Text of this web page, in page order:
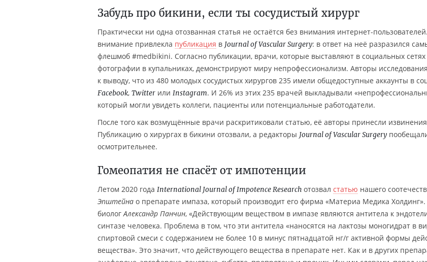
Забудь про бикини, если ты сосудистый хирург
Практически ни одна отозванная статья не остаётся без внимания интернет-
внимание привлекла публикация в Journal of Vascular Surgery: в ответ на неё разразился
флешмоб #medbikini. Согласно публикации, врачи, которые выставляют в социальных сетях
фотографии в купальниках, демонстрируют миру непрофессионализм. Авторы
к выводу, что из 480 молодых сосудистых хирургов 235 имели общедоступные аккаунты в
Facebook, Twitter или Instagram. И 26% из этих 235 врачей выкладывали
который могли увидеть коллеги, пациенты или потенциальные работодатели.
После того как возмущённые врачи раскритиковали статью, её авторы принесли
Публикацию о хирургах в бикини отозвали, а редакторы Journal of Vascular Surgery
осмотрительнее.
Гомеопатия не спасёт от импотенции
Летом 2020 года International Journal of Impotence Research отозвал статью нашего
Эпштейна о препарате импаза, который производит его фирма «Материа Медика Холдинг».
биологАлександр Панчин, «Действующим веществом в импазе являются антитела к
синтазе человека. Проблема в том, что эти антитела «наносятся на лактозы моногидрат в
спиртовой смеси с содержанием не более 10 в минус пятнадцатой нг/г активной формы
вещества». Это значит, что действующего вещества в препарате нет. Как и в других